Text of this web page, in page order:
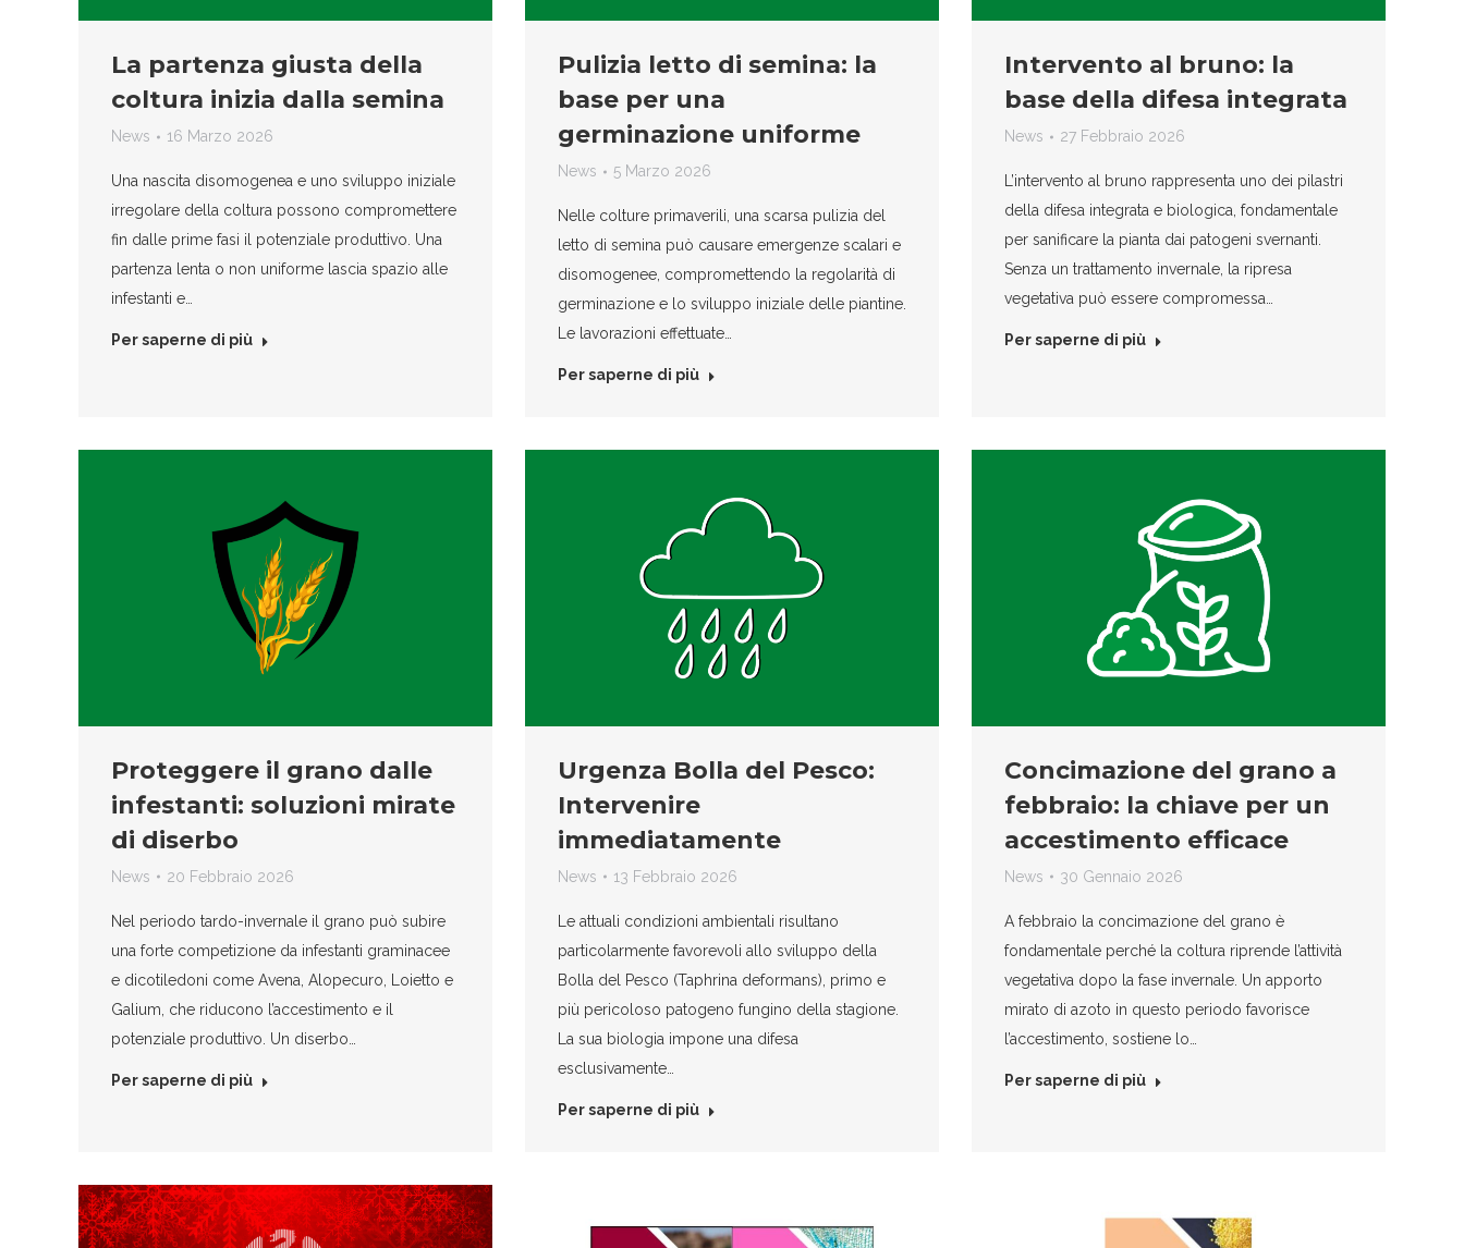
La partenza giusta della
coltura inizia dalla semina
News 16 Marzo 2026
Una nascita disomogenea e uno sviluppo iniziale
irregolare della coltura possono compromettere
fin dalle prime fasi il potenziale produttivo. Una
partenza lenta o non uniforme lascia spazio alle
infestanti e…
Per saperne di più
Pulizia letto di semina: la
base per una
germinazione uniforme
News 5 Marzo 2026
Nelle colture primaverili, una scarsa pulizia del
letto di semina può causare emergenze scalari e
disomogenee, compromettendo la regolarità di
germinazione e lo sviluppo iniziale delle piantine.
Le lavorazioni effettuate…
Per saperne di più
Intervento al bruno: la
base della difesa integrata
News 27 Febbraio 2026
L’intervento al bruno rappresenta uno dei pilastri
della difesa integrata e biologica, fondamentale
per sanificare la pianta dai patogeni svernanti.
Senza un trattamento invernale, la ripresa
vegetativa può essere compromessa…
Per saperne di più
Proteggere il grano dalle
infestanti: soluzioni mirate
di diserbo
News 20 Febbraio 2026
Nel periodo tardo-invernale il grano può subire
una forte competizione da infestanti graminacee
e dicotiledoni come Avena, Alopecuro, Loietto e
Galium, che riducono l’accestimento e il
potenziale produttivo. Un diserbo…
Per saperne di più
Urgenza Bolla del Pesco:
Intervenire
immediatamente
News 13 Febbraio 2026
Le attuali condizioni ambientali risultano
particolarmente favorevoli allo sviluppo della
Bolla del Pesco (Taphrina deformans), primo e
più pericoloso patogeno fungino della stagione.
La sua biologia impone una difesa
esclusivamente…
Per saperne di più
Concimazione del grano a
febbraio: la chiave per un
accestimento efficace
News 30 Gennaio 2026
A febbraio la concimazione del grano è
fondamentale perché la coltura riprende l’attività
vegetativa dopo la fase invernale. Un apporto
mirato di azoto in questo periodo favorisce
l’accestimento, sostiene lo…
Per saperne di più